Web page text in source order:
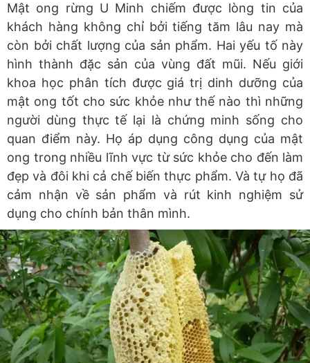
Mật ong rừng U Minh chiếm được lòng tin của
khách hàng không chỉ bởi tiếng tăm lâu nay mà
còn bởi chất lượng của sản phẩm. Hai yếu tố này
hình thành đặc sản của vùng đất mũi. Nếu giới
khoa học phân tích được giá trị dinh dưỡng của
mật ong tốt cho sức khỏe như thế nào thì những
người dùng thực tế lại là chứng minh sống cho
quan điểm này. Họ áp dụng công dụng của mật
ong trong nhiều lĩnh vực từ sức khỏe cho đến làm
đẹp và đôi khi cả chế biến thực phẩm. Và tự họ đã
cảm nhận về sản phẩm và rút kinh nghiệm sử
dụng cho chính bản thân mình.